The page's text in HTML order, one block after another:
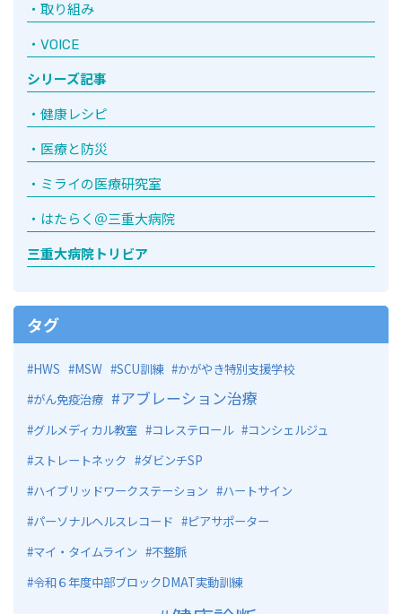
取り組み
VOICE
シリーズ記事
健康レシピ
医療と防災
ミライの医療研究室
はたらく＠三重大病院
三重大病院トリビア
タグ
HWS MSW SCU訓練
かがやき特別支援学校
がん免疫治療
アブレーション治療
グルメディカル教室 コレステロール
コンシェルジュ
ストレートネック
ダビンチSP
ハイブリッドワークステーション
ハートサイン
パーソナルヘルスレコード
ピアサポーター
マイ・タイムライン
不整脈
令和６年度中部ブロックDMAT実動訓練